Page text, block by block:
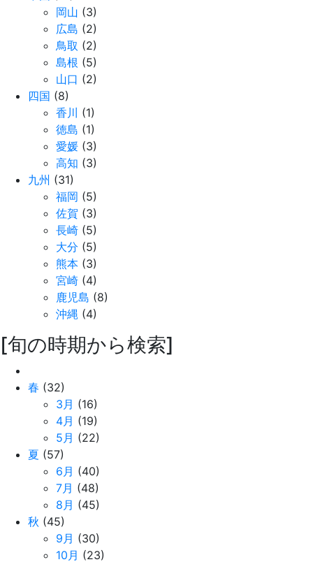
岡山 (3)
広島 (2)
鳥取 (2)
島根 (5)
山口 (2)
四国 (8)
香川 (1)
徳島 (1)
愛媛 (3)
高知 (3)
九州 (31)
福岡 (5)
佐賀 (3)
長崎 (5)
大分 (5)
熊本 (3)
宮崎 (4)
鹿児島 (8)
沖縄 (4)
[旬の時期から検索]
春 (32)
3月 (16)
4月 (19)
5月 (22)
夏 (57)
6月 (40)
7月 (48)
8月 (45)
秋 (45)
9月 (30)
10月 (23)